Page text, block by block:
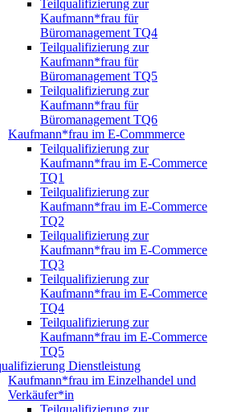
Teilqualifizierung zur
Kaufmann*frau für
Büromanagement TQ4
Teilqualifizierung zur
Kaufmann*frau für
Büromanagement TQ5
Teilqualifizierung zur
Kaufmann*frau für
Büromanagement TQ6
Kaufmann*frau im E-Commmerce
Teilqualifizierung zur
Kaufmann*frau im E-Commerce
TQ1
Teilqualifizierung zur
Kaufmann*frau im E-Commerce
TQ2
Teilqualifizierung zur
Kaufmann*frau im E-Commerce
TQ3
Teilqualifizierung zur
Kaufmann*frau im E-Commerce
TQ4
Teilqualifizierung zur
Kaufmann*frau im E-Commerce
TQ5
Dienstleistung
Kaufmann*frau im Einzelhandel und
Verkäufer*in
Teilqualifizierung zur